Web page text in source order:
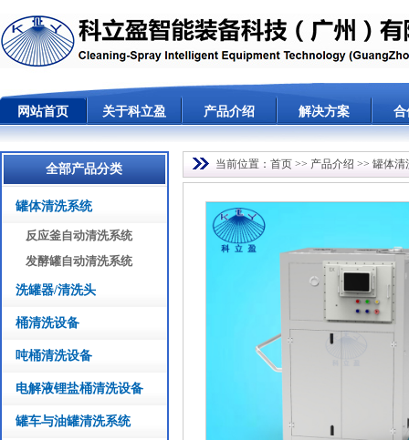
网站首页 关于科立盈 产品介绍 解决方案 合
全部产品分类
罐体清洗系统
反应釜自动清洗系统
发酵罐自动清洗系统
洗罐器/清洗头
桶清洗设备
吨桶清洗设备
电解液锂盐桶清洗设备
罐车与油罐清洗系统
当前位置： 首页 >> 产品介绍 >> 罐体